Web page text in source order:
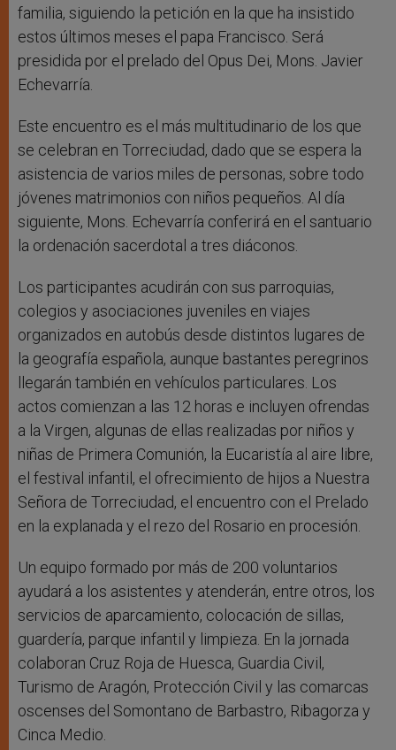
familia, siguiendo la petición en la que ha insistido
estos últimos meses el papa Francisco. Será
presidida por el prelado del Opus Dei, Mons. Javier
Echevarría.
Este encuentro es el más multitudinario de los que
se celebran en Torreciudad, dado que se espera la
asistencia de varios miles de personas, sobre todo
jóvenes matrimonios con niños pequeños. Al día
siguiente, Mons. Echevarría conferirá en el santuario
la ordenación sacerdotal a tres diáconos.
Los participantes acudirán con sus parroquias,
colegios y asociaciones juveniles en viajes
organizados en autobús desde distintos lugares de
la geografía española, aunque bastantes peregrinos
llegarán también en vehículos particulares. Los
actos comienzan a las 12 horas e incluyen ofrendas
a la Virgen, algunas de ellas realizadas por niños y
niñas de Primera Comunión, la Eucaristía al aire libre,
el festival infantil, el ofrecimiento de hijos a Nuestra
Señora de Torreciudad, el encuentro con el Prelado
en la explanada y el rezo del Rosario en procesión.
Un equipo formado por más de 200 voluntarios
ayudará a los asistentes y atenderán, entre otros, los
servicios de aparcamiento, colocación de sillas,
guardería, parque infantil y limpieza. En la jornada
colaboran Cruz Roja de Huesca, Guardia Civil,
Turismo de Aragón, Protección Civil y las comarcas
oscenses del Somontano de Barbastro, Ribagorza y
Cinca Medio.